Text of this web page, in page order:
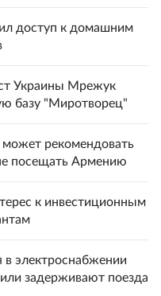
доступ к домашним
Украины Мрежук
базу "Миротворец"
рекомендовать
посещать Армению
к инвестиционным
в электроснабжении
задерживают поезда